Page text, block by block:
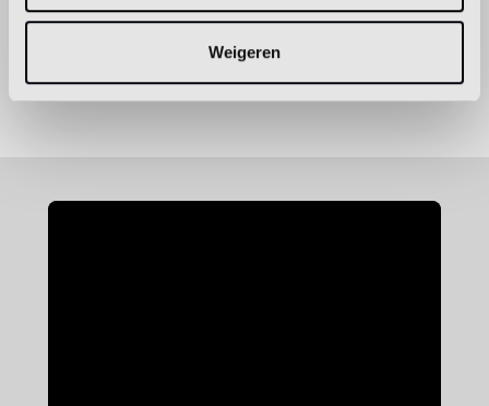
Weigeren
Aantal
Voeg toe